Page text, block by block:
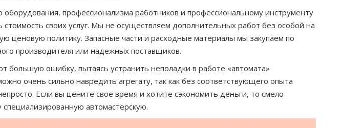
оборудования, профессионализма работников и профессиональному инструменту
стоимость своих услуг. Мы не осуществляем дополнительных работ без особой на
ценовую политику. Запасные части и расходные материалы мы закупаем по
производителя или надежных поставщиков.
большую ошибку, пытаясь устранить неполадки в работе «автомата»
очень сильно навредить агрегату, так как без соответствующего опыта
Если вы цените свое время и хотите сэкономить деньги, то смело
автомастерскую.